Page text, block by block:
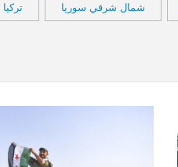
شمال شرقي سوريا تركيا